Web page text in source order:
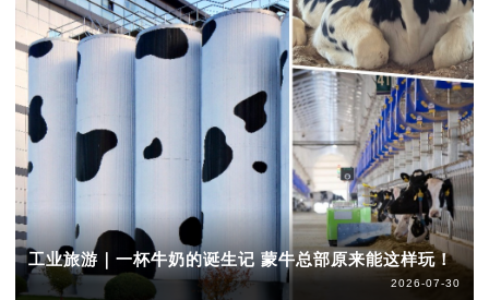
工业旅游｜一杯牛奶的诞生记 蒙牛总部原来能这样玩！
2026-07-30